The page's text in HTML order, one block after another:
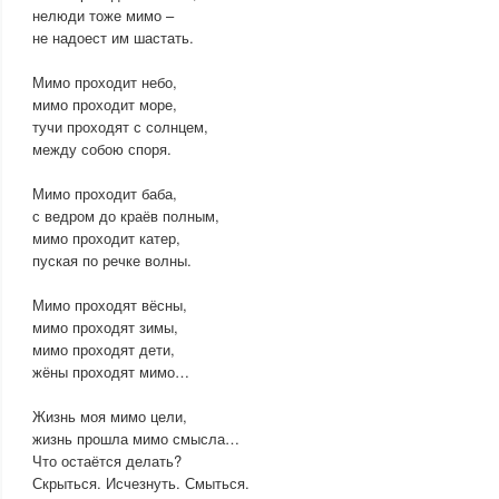
нелюди тоже мимо –
не надоест им шастать.
Мимо проходит небо,
мимо проходит море,
тучи проходят с солнцем,
между собою споря.
Мимо проходит баба,
с ведром до краёв полным,
мимо проходит катер,
пуская по речке волны.
Мимо проходят вёсны,
мимо проходят зимы,
мимо проходят дети,
жёны проходят мимо…
Жизнь моя мимо цели,
жизнь прошла мимо смысла…
Что остаётся делать?
Скрыться. Исчезнуть. Смыться.